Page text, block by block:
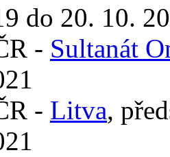
do 20. 10.
- Sultanát
- Litva,